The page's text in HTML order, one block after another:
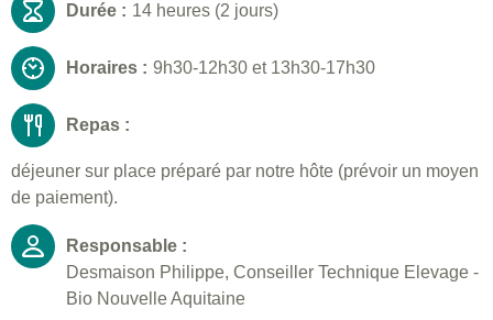
Durée : 14 heures (2 jours)
Horaires : 9h30-12h30 et 13h30-17h30
Repas :
déjeuner sur place préparé par notre hôte (prévoir un moyen
de paiement).
Responsable :
Desmaison Philippe, Conseiller Technique Elevage -
Bio Nouvelle Aquitaine